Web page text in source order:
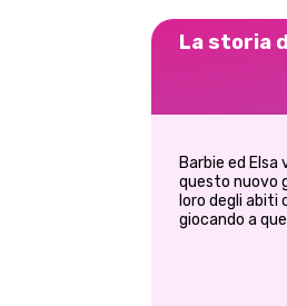
La storia
Barbie ed
questo nuovo
loro degli
giocando a